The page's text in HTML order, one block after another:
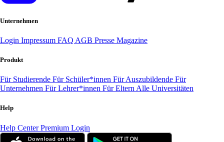
Unternehmen
Login Impressum FAQ AGB Presse Magazine
Produkt
Für Studierende Für Schüler*innen Für Auszubildende Für
Unternehmen Für Lehrer*innen Für Eltern Alle Universitäten
Help
Help CenterPremium Login